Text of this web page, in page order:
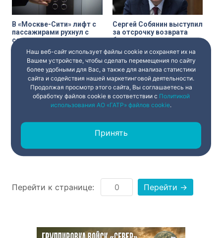
В «Москве-Сити» лифт c
пассажирами рухнул с
седьмого этажа
В башне «Запад» комплекса
«Москва-Сити» лифт с
пассажирами сорвался вниз с
седьмого этажа.
Происшествия
Сергей Собянин выступил
за отсрочку возврата
бюджетных кредитов
для регионов
13 июля мэр Москвы Сергей
Собянин, как председатель
комиссии Государственного
совета по направлению
«Государственное и
муниципальное управление»,
во время подписания
соглашений Москвы с
Белгородской и Тверской
инициативе «Единой России»
задолженности регионов по
года.
Общество
Перейти к странице: Перейти →
Наш веб-сайт использует файлы cookie и сохраняет их на
Вашем устройстве, чтобы сделать перемещения по сайту
более удобными для Вас, а также для анализа статистики
сайта и содействия нашей маркетинговой деятельности.
Продолжая просмотр этого сайта, Вы соглашаетесь на
обработку файлов cookie в соответствии с Политикой
использования АО «ГАТР» файлов cookie.
Принять